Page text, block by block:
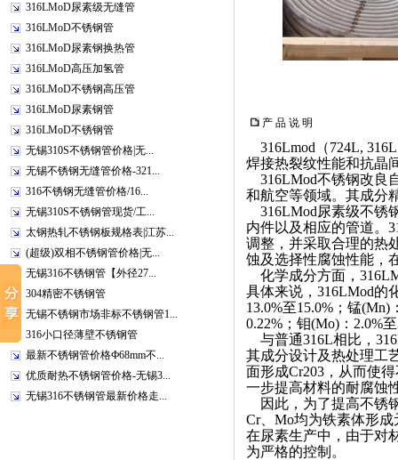
316LMoD尿素级无缝管
316LMoD不锈钢管
316LMoD尿素钢换热管
316LMoD高压加氢管
316LMoD不锈钢高压管
316LMoD尿素钢管
316LMoD不锈钢管
无锡310S不锈钢管价格|无...
无锡不锈钢无缝管价格-321...
316不锈钢无缝管价格/16...
无锡310S不锈钢管现货/工...
太钢热轧不锈钢板规格表|江苏...
(超级)双相不锈钢管价格|无...
无锡316不锈钢管【外径27...
304精密不锈钢管
无锡不锈钢市场非标不锈钢管1...
316小口径薄壁不锈钢管
最新不锈钢管价格Ф68mm不...
优质耐热不锈钢管价格-无锡3...
无锡316不锈钢管最新价格走...
产 品 说 明
316Lmod（724L,
焊接热裂纹性能和抗晶
316LMod不锈钢改良
和航空等领域。其成分
316LMod尿素级不锈
内件以及相应的管道。
调整，并采取合理的热
蚀及选择性腐蚀性能，
化学成分方面，
具体来说，316LMod的
13.0%至15.0%；锰
0.22%；钼(Mo)：2.0%
与普通316L相比，
其成分设计及热处理工
面形成Cr203，从而使
一步提高材料的耐腐蚀
因此，为了提高不锈
Cr、Mo均为铁素体形
在尿素生产中，由于对
为严格的控制。